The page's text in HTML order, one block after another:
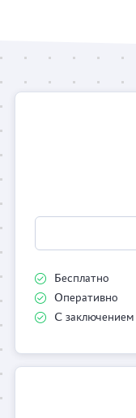
Бесплатно
Оперативно
С заключением